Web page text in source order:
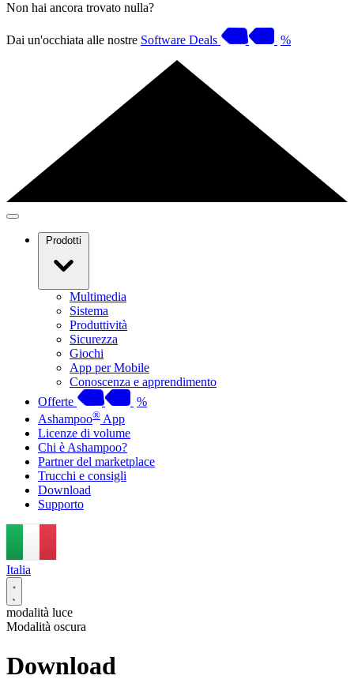
Non hai ancora trovato nulla?
Dai un'occhiata alle nostre Software Deals %
Prodotti
Multimedia
Sistema
Produttività
Sicurezza
Giochi
App per Mobile
Conoscenza e apprendimento
Offerte
%
Ashampoo® App
Licenze di volume
Chi è Ashampoo?
Partner del marketplace
Trucchi e consigli
Download
Supporto
Italia
modalità luce
Modalità oscura
Download